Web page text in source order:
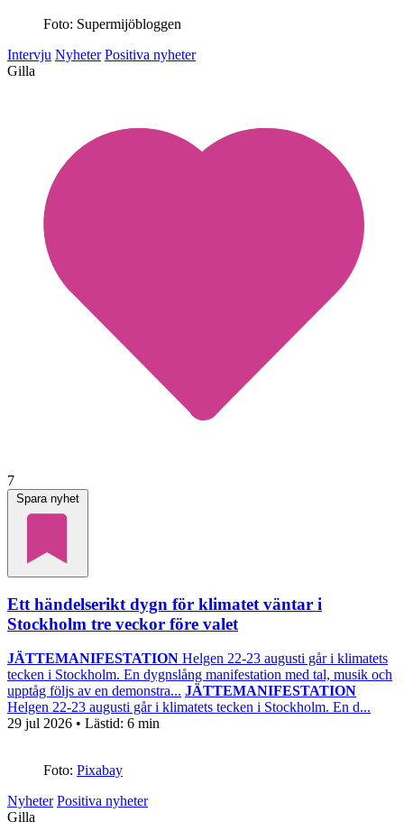
Foto: Supermijöbloggen
Intervju Nyheter Positiva nyheter
Gilla
7
Spara nyhet
Ett händelserikt dygn för klimatet väntar i
Stockholm tre veckor före valet
JÄTTEMANIFESTATION Helgen 22-23 augusti går i klimatets
tecken i Stockholm. En dygnslång manifestation med tal, musik och
upptåg följs av en demonstra... JÄTTEMANIFESTATION
Helgen 22-23 augusti går i klimatets tecken i Stockholm. En d...
29 jul 2026 • Lästid: 6 min
Foto: Pixabay
Nyheter Positiva nyheter
Gilla